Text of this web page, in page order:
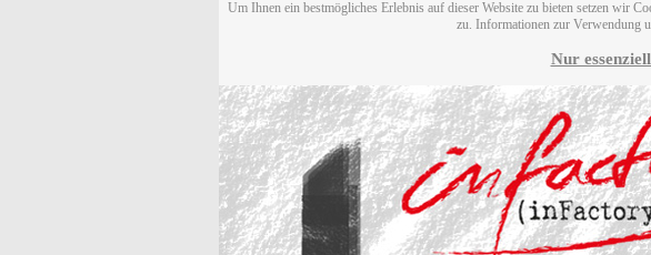
Um Ihnen ein bestmögliches Erlebnis auf dieser Website zu bieten setzen wir
zu. Informationen zur Verwendung
Nur